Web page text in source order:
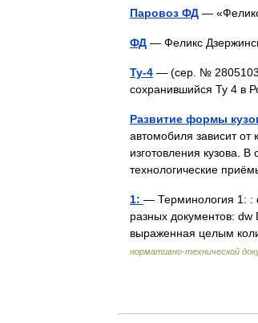
Паровоз ФД —
ФД — Феликс
Ту-4 — (сер. №
сохранившийся Ту 4 в
Развитие формы
автомобиля зависит от
изготовления кузова.
технологические
1: — Терминология 1: :
разных документов:
выраженная целым
нормативно-технической